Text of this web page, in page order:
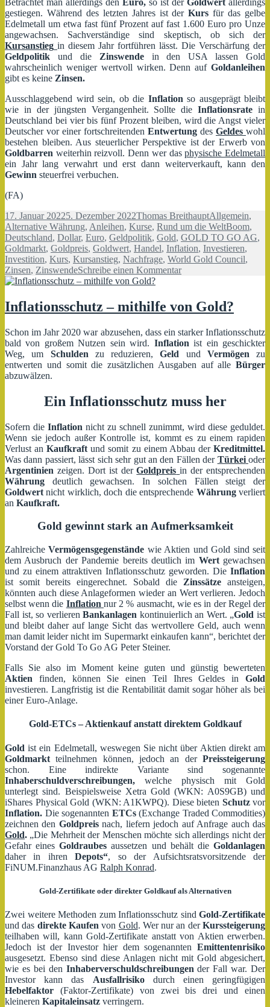
Betrachtet man allerdings den Euro, so ist der Goldwert allerdings
gestiegen. Während des letzten Jahres ist derKurs für das gelbe
Edelmetall um etwa fast fünf Prozent auf fast 1.600 Euro pro Unze
angewachsen. Sachverständige sind skeptisch, ob sich der
Kursanstieg in diesem Jahr fortführen lässt. Die Verschärfung der
Geldpolitik und die Zinswendein den USA lassen Gold
wahrscheinlich weniger wertvoll wirken. Denn auf Goldanleihen
gibt es keine Zinsen.
Ausschlaggebend wird sein, ob die Inflation so ausgeprägt bleibt
wie in der jüngsten Vergangenheit. Sollte dieInflationsrate in
Deutschland bei vier bis fünf Prozent bleiben, wird die Angst vieler
Deutscher vor einer fortschreitenden Entwertung des Geldes wohl
bestehen bleiben. Aus steuerlicher Perspektive ist der Erwerb von
Goldbarren weiterhin reizvoll. Denn wer dasphysische Edelmetall
ein Jahr lang verwahrt und erst dann weiterverkauft, kann den
Gewinn steuerfrei verbuchen.
(FA)
Veröffentlicht
am
17. Januar 20225. Dezember 2022Autor
Thomas BreithauptKategorien
Allgemein,
Alternative Währung, Anleihen, Kurse, Rund um die WeltBoom,
Deutschland, Dollar, Euro, Geldpolitik, Gold, GOLD TO GO AG,
Goldmarkt, Goldpreis, Goldwert, Handel, Inflation, Investieren,
Investition, Kurs, Kursanstieg, Nachfrage, World Gold Council,
Zinsen, ZinswendeSchreibe einen Kommentarzu
boomt
–
wieso
der
Ansturm?
Inflationsschutz – mithilfe von Gold?
Schon im Jahr 2020 war abzusehen, dass ein starker Inflationsschutz
bald von großem Nutzen sein wird. Inflation ist ein geschickter
Weg, um Schulden zu reduzieren,Geld und Vermögen zu
entwerten und somit die zusätzlichen Ausgaben auf alle Bürger
abzuwälzen.
Ein Inflationsschutz muss her
Sofern die Inflation nicht zu schnell zunimmt, wird diese geduldet.
Wenn sie jedoch außer Kontrolle ist, kommt es zu einem rapiden
Verlust anKaufkraft und somit zu einem Abbau derKreditmittel.
Was dann passiert, lässt sich sehr gut an den Fällen der Türkei oder
Argentinien zeigen. Dort ist derGoldpreis in der entsprechenden
Währung deutlich gewachsen. In solchen Fällen steigt der
Goldwert nicht wirklich, doch die entsprechende Währungverliert
an Kaufkraft.
Gold gewinnt stark an Aufmerksamkeit
ZahlreicheVermögensgegenstände wie Aktien und Gold sind seit
dem Ausbruch der Pandemie bereits deutlich im Wertgewachsen
und zu einem attraktiven Inflationsschutz geworden. Die Inflation
ist somit bereits eingerechnet. Sobald die Zinssätze ansteigen,
könnten auch diese Anlageformen wieder an Wert verlieren. Jedoch
selbst wenn die Inflation nur 2 % ausmacht, wie es in der Regel der
Fall ist, so verlierenBankanlagen kontinuierlich an Wert. „Gold ist
und bleibt daher auf lange Sicht das wertvollere Geld, auch wenn
man damit leider nicht im Supermarkt einkaufen kann“, berichtet der
Vorstand der Gold To Go AG Peter Steiner.
Falls Sie also im Moment keine guten und günstig bewerteten
Aktien finden, können Sie einen Teil Ihres Geldes in Gold
investieren. Langfristig ist die Rentabilität damit sogar höher als bei
einer Euro-Anlage.
Gold-ETCs – Aktienkauf anstatt direktem Goldkauf
Gold ist ein Edelmetall, weswegen Sie nicht über Aktien direkt am
Goldmarkt teilnehmen können, jedoch an der Preissteigerung
schon. Eine indirekte Variante sind sogenannte
Inhaberschuldverschreibungen, welche physisch mit Gold
unterlegt sind. Beispielsweise Xetra Gold (WKN: A0S9GB) und
iShares Physical Gold (WKN: A1KWPQ). Diese bieten Schutzvor
Inflation. Die sogenannten ETCs(Exchange Traded Commodities)
zeichnen den Goldpreisnach, liefern jedoch auf Anfrage auch das
Gold. „Die Mehrheit der Menschen möchte sich allerdings nicht der
Gefahr einesGoldraubes aussetzen und behält dieGoldanlagen
daher in ihrenDepots“, so der Aufsichtsratsvorsitzende der
FiNUM.Finanzhaus AG Ralph Konrad.
Gold-Zertifikate oder direkter Goldkauf als Alternativen
Zwei weitere Methoden zum Inflationsschutz sind Gold-Zertifikate
und das direkte Kaufen von Gold. Wer nur an derKurssteigerung
teilhaben will, kann Gold-Zertifikate anstatt von Aktien erwerben.
Jedoch ist der Investor hier dem sogenannten Emittentenrisiko
ausgesetzt. Ebenso sind diese Anlagen nicht mit Gold abgesichert,
wie es bei den Inhaberverschuldschreibungen der Fall war. Der
Investor kann das Ausfallrisikodurch einen geringfügigen
Hebelfaktor (Faktor-Zertifikate) von zwei bis drei und einen
kleineren Kapitaleinsatz verringern.